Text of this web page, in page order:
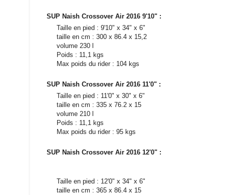
SUP Naish Crossover Air 2016 9'10" :
Taille en pied : 9'10" x 34" x 6"
taille en cm : 300 x 86.4 x 15,2
volume 230 l
Poids : 11,1 kgs
Max poids du rider : 104 kgs
SUP Naish Crossover Air 2016 11'0" :
Taille en pied : 11'0" x 30" x 6"
taille en cm : 335 x 76.2 x 15
volume 210 l
Poids : 11,1 kgs
Max poids du rider : 95 kgs
SUP Naish Crossover Air 2016 12'0" :
Taille en pied : 12'0" x 34" x 6"
taille en cm : 365 x 86.4 x 15